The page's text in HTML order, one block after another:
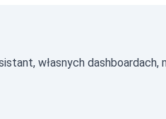
własnych dashboardach,